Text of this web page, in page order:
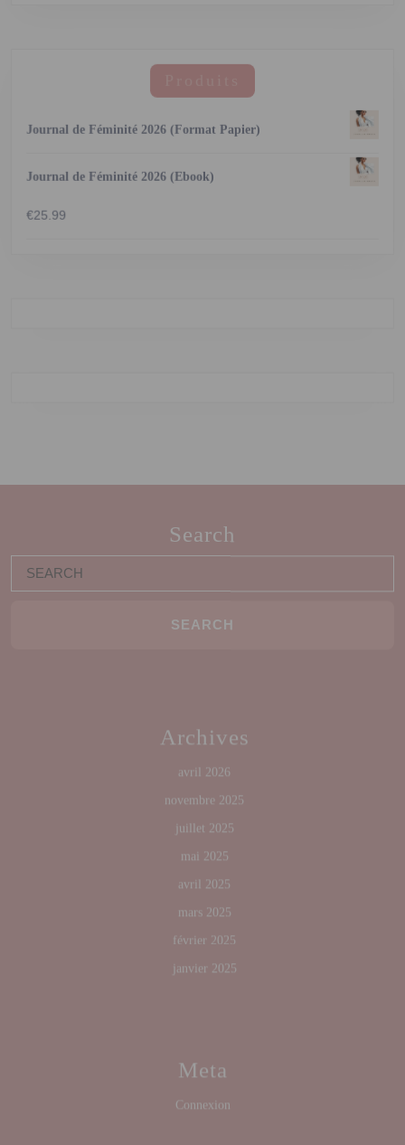
Journal de Féminité 2026 (Format Papier)
Journal de Féminité 2026 (Ebook)
€25.99
Search
Archives
avril 2026
novembre 2025
juillet 2025
mai 2025
avril 2025
mars 2025
février 2025
janvier 2025
Meta
Connexion